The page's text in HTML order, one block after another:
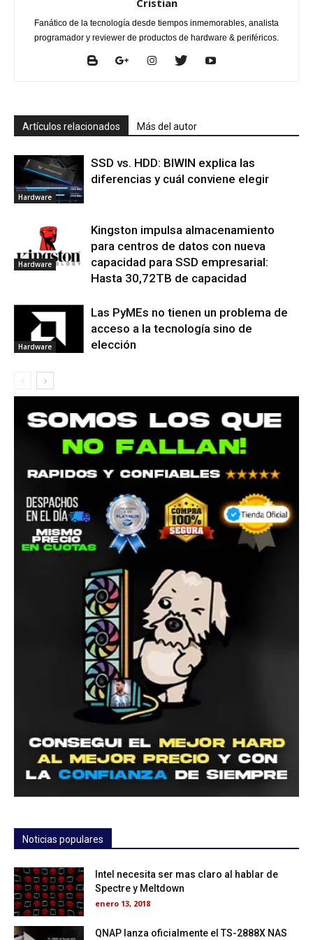
Cristian
Fanático de la tecnología desde tiempos inmemorables, analista
programador y reviewer de productos de hardware & periféricos.
Artículos relacionados Más del autor
Hardware
SSD vs. HDD: BIWIN explica las
diferencias y cuál conviene elegir
Hardware
Kingston impulsa almacenamiento
para centros de datos con nueva
capacidad para SSD empresarial:
Hasta 30,72TB de capacidad
Hardware
Las PyMEs no tienen un problema de
acceso a la tecnología sino de
elección
Noticias populares
Intel necesita ser mas claro al hablar de
Spectre y Meltdown
enero 13, 2018
QNAP lanza oficialmente el TS-2888X NAS